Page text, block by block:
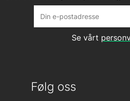
Se vårt
Følg oss